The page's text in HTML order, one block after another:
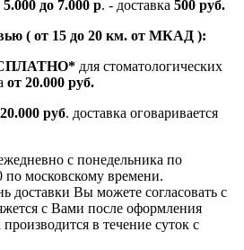
5.000 до 7.000 р. - доставка 500 руб.
( от 15 до 20 км. от МКАД ):
для стоматологических
от 20.000 руб.
20.000 руб. доставка оговаривается
с понедельника по
по московскому времени.
доставки Вы можете согласовать с
с Вами после оформления
в течение суток с